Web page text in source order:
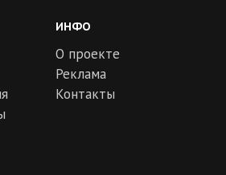
ИНФО
О проекте
Реклама
Контакты